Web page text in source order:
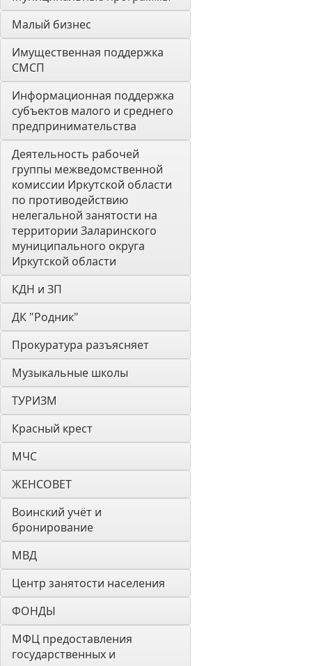
Малый бизнес
Имущественная поддержка
СМСП
Информационная поддержка
субъектов малого и среднего
предпринимательства
Деятельность рабочей
группы межведомственной
комиссии Иркутской области
по противодействию
нелегальной занятости на
территории Заларинского
муниципального округа
Иркутской области
КДН и ЗП
ДК "Родник"
Прокуратура разъясняет
Музыкальные школы
ТУРИЗМ
Красный крест
МЧС
ЖЕНСОВЕТ
Воинский учёт и
бронирование
МВД
Центр занятости населения
ФОНДЫ
МФЦ предоставления
государственных и